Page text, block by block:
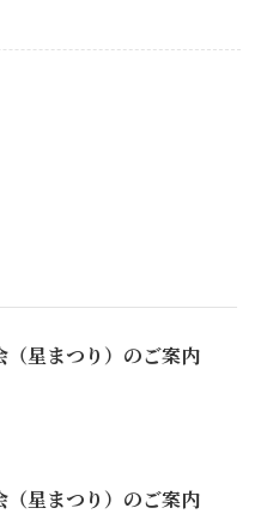
（星まつり）のご案内
（星まつり）のご案内